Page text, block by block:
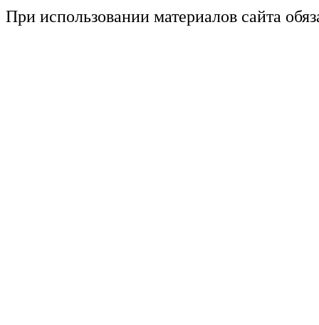
При использовании материалов сайта